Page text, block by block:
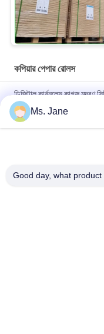
কপিয়ার পেপার রোলস
ডিজিটাল কার্বনলেস কাগজ মুদ্রণ
রোলস
চালান মুদ্রণ কাগজ 55gsm
কম্পিউটার মুদ্রণের জন্য
Ms. Jane
Good day, what